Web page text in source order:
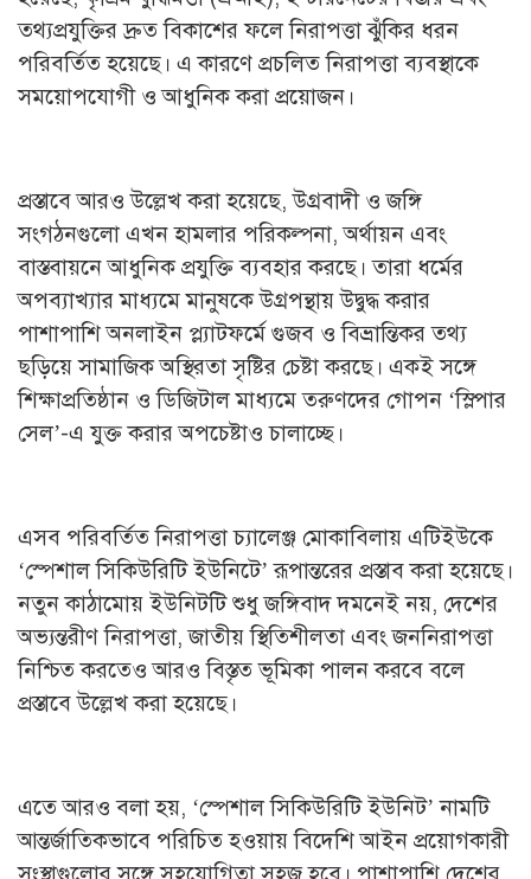
তথ্যপ্রযুক্তির দ্রুত বিকাশের ফলে নিরাপত্তা ঝুঁকির ধরন
পরিবর্তিত হয়েছে। এ কারণে প্রচলিত নিরাপত্তা ব্যবস্থাকে
সময়োপযোগী ও আধুনিক করা প্রয়োজন।
প্রস্তাবে আরও উল্লেখ করা হয়েছে, উগ্রবাদী ও জঙ্গি
সংগঠনগুলো এখন হামলার পরিকল্পনা, অর্থায়ন এবং
বাস্তবায়নে আধুনিক প্রযুক্তি ব্যবহার করছে। তারা ধর্মের
অপব্যাখ্যার মাধ্যমে মানুষকে উগ্রপন্থায় উদ্বুদ্ধ করার
পাশাপাশি অনলাইন প্ল্যাটফর্মে গুজব ও বিভ্রান্তিকর তথ্য
ছড়িয়ে সামাজিক অস্থিরতা সৃষ্টির চেষ্টা করছে। একই সঙ্গে
শিক্ষাপ্রতিষ্ঠান ও ডিজিটাল মাধ্যমে তরুণদের গোপন ‘স্লিপার
সেল’-এ যুক্ত করার অপচেষ্টাও চালাচ্ছে।
এসব পরিবর্তিত নিরাপত্তা চ্যালেঞ্জ মোকাবিলায় এটিইউকে
‘স্পেশাল সিকিউরিটি ইউনিটে’ রূপান্তরের প্রস্তাব করা হয়েছে।
নতুন কাঠামোয় ইউনিটটি শুধু জঙ্গিবাদ দমনেই নয়, দেশের
অভ্যন্তরীণ নিরাপত্তা, জাতীয় স্থিতিশীলতা এবং জননিরাপত্তা
নিশ্চিত করতেও আরও বিস্তৃত ভূমিকা পালন করবে বলে
প্রস্তাবে উল্লেখ করা হয়েছে।
এতে আরও বলা হয়, ‘স্পেশাল সিকিউরিটি ইউনিট’ নামটি
আন্তর্জাতিকভাবে পরিচিত হওয়ায় বিদেশি আইন প্রয়োগকারী